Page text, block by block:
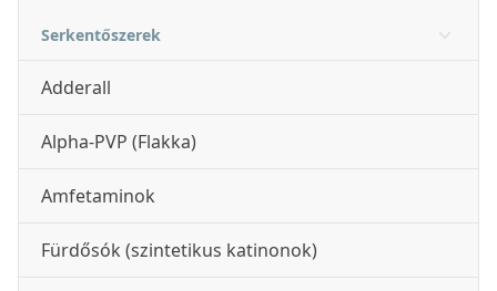
Serkentőszerek
Adderall
Alpha-PVP (Flakka)
Amfetaminok
Fürdősók (szintetikus katinonok)